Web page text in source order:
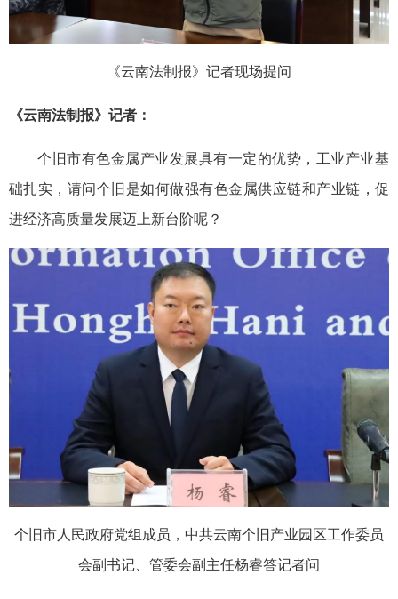
《云南法制报》记者现场提问
《云南法制报》记者：
个旧市有色金属产业发展具有一定的优势，工业产业基
础扎实，请问个旧是如何做强有色金属供应链和产业链，促
进经济高质量发展迈上新台阶呢？
个旧市人民政府党组成员，中共云南个旧产业园区工作委员
会副书记、管委会副主任杨睿答记者问